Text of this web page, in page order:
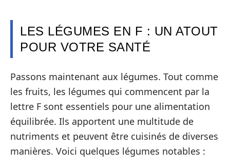
LES LÉGUMES EN F : UN ATOUT
POUR VOTRE SANTÉ
Passons maintenant aux légumes. Tout comme
les fruits, les légumes qui commencent par la
lettre F sont essentiels pour une alimentation
équilibrée. Ils apportent une multitude de
nutriments et peuvent être cuisinés de diverses
manières. Voici quelques légumes notables :